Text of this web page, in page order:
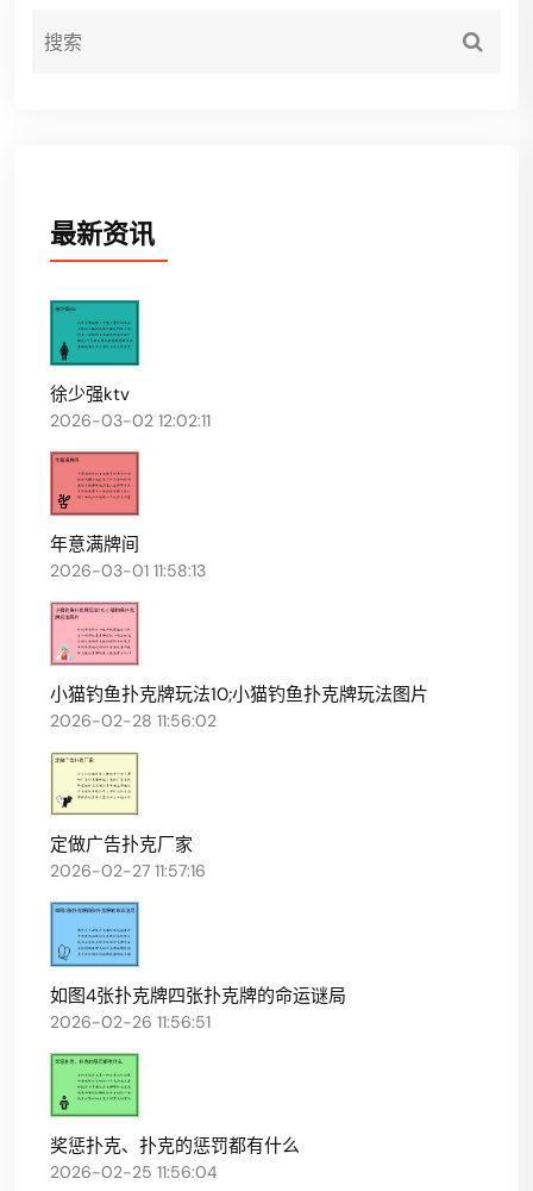
最新资讯
徐少强ktv
2026-03-02 12:02:11
年意满牌间
2026-03-01 11:58:13
小猫钓鱼扑克牌玩法10;小猫钓鱼扑克牌玩法图片
2026-02-28 11:56:02
定做广告扑克厂家
2026-02-27 11:57:16
如图4张扑克牌四张扑克牌的命运谜局
2026-02-26 11:56:51
奖惩扑克、扑克的惩罚都有什么
2026-02-25 11:56:04